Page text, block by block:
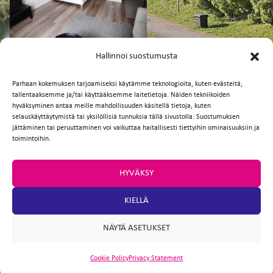
Hallinnoi suostumusta
Parhaan kokemuksen tarjoamiseksi käytämme teknologioita, kuten evästeitä,
tallentaaksemme ja/tai käyttääksemme laitetietoja. Näiden tekniikoiden
hyväksyminen antaa meille mahdollisuuden käsitellä tietoja, kuten
selauskäyttäytymistä tai yksilöllisiä tunnuksia tällä sivustolla. Suostumuksen
jättäminen tai peruuttaminen voi vaikuttaa haitallisesti tiettyihin ominaisuuksiin ja
toimintoihin.
HYVÄKSY
KIELLÄ
NÄYTÄ ASETUKSET
Cookie PolicyPrivacy Statement
Facebook
TwitterEmailWhatsApp